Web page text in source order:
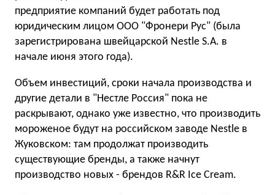
предприятие компаний будет работать под
юридическим лицом ООО "Фронери Рус" (была
зарегистрирована швейцарской Nestle S.A. в
начале июня этого года).
Объем инвестиций, сроки начала производства и
другие детали в "Нестле Россия" пока не
раскрывают, однако уже известно, что производить
мороженое будут на российском заводе Nestle в
Жуковском: там продолжат производить
существующие бренды, а также начнут
производство новых - брендов R&R Ice Cream.